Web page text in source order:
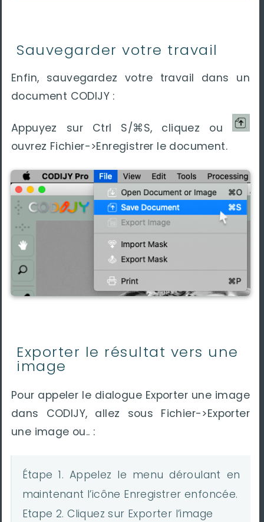
Sauvegarder votre travail
Enfin, sauvegardez votre travail dans un
document CODIJY :
Appuyez sur Ctrl S/⌘S, cliquez ou
ouvrez Fichier->Enregistrer le document.
Exporter le résultat vers une
image
Pour appeler le dialogue Exporter une image
dans CODIJY, allez sous Fichier->Exporter
une image ou.. :
Étape 1. Appelez le menu déroulant en
maintenant l’icône Enregistrer enfoncée.
Etape 2. Cliquez sur Exporter l’image